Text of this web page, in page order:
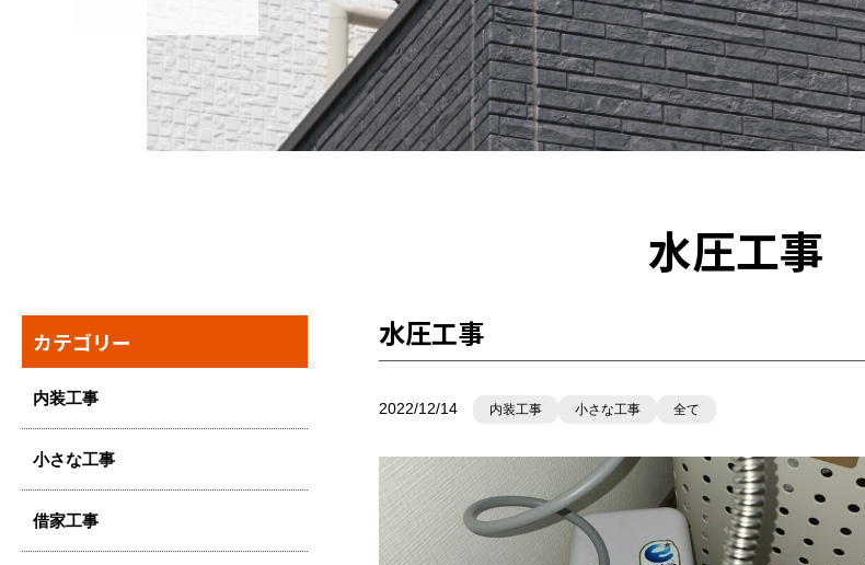
水圧工事
水圧工事
2022/12/14 内装工事 小さな工事 全て
カテゴリー
内装工事
小さな工事
借家工事